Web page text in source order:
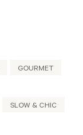
GOURMET
SLOW & CHIC